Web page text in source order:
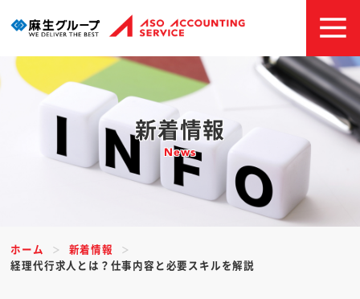
新着情報
News
ホーム
新着情報
経理代行求人とは？仕事内容と必要スキルを解説